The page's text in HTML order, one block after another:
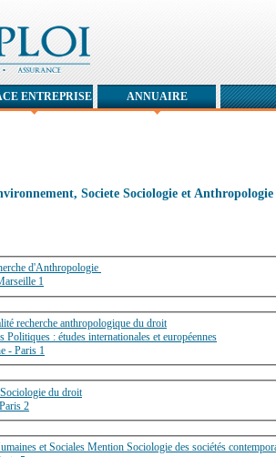
Societe Sociologie et Anthropologie
d'Anthropologie
Aix-Marseille 1
recherche anthropologique du droit
Politiques : études internationales et européennes
- Paris 1
du droit
2
et Sociales Mention Sociologie des sociétés
ENTREPRISE ANNUAIRE